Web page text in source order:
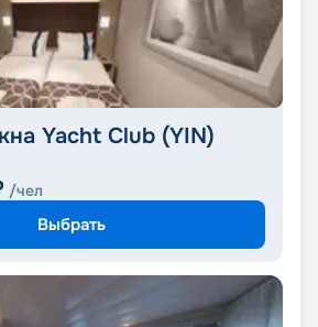
Yacht Club (YIN)
/чел
Выбрать